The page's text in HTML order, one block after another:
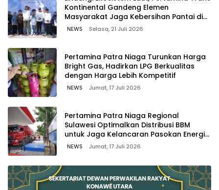
Kontinental Gandeng Elemen
Masyarakat Jaga Kebersihan Pantai di
Bitung, Sulawesi
NEWS Selasa, 21 Juli 2026
Pertamina Patra Niaga Turunkan Harga
Bright Gas, Hadirkan LPG Berkualitas
dengan Harga Lebih Kompetitif
NEWS Jumat, 17 Juli 2026
Pertamina Patra Niaga Regional
Sulawesi Optimalkan Distribusi BBM
untuk Jaga Kelancaran Pasokan Energi
di Seluruh Wilayah Sulawesi
NEWS Jumat, 17 Juli 2026